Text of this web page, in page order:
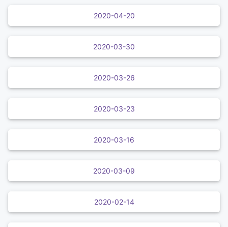
2020-04-20
2020-03-30
2020-03-26
2020-03-23
2020-03-16
2020-03-09
2020-02-14